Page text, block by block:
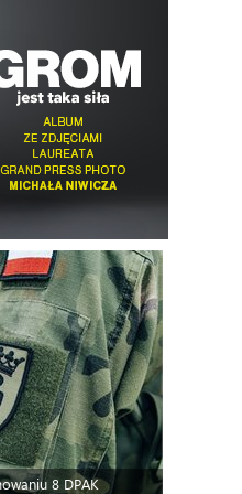
8 DPAK